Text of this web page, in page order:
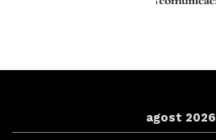
agost 2026